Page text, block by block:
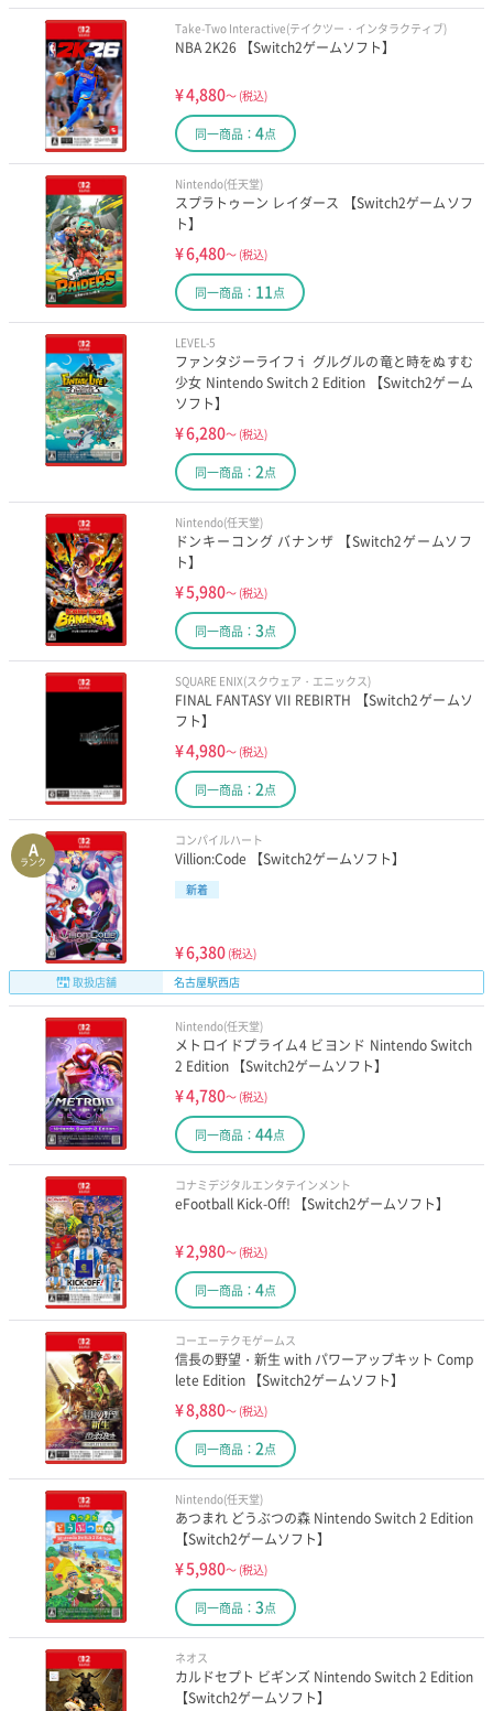
Take-Two Interactive(テイクツー・インタラクティブ)
NBA 2K26 【Switch2ゲームソフト】
¥4,880～ (税込)
同一商品： 4点
Nintendo(任天堂)
スプラトゥーン レイダース 【Switch2ゲームソフ
ト】
¥6,480～ (税込)
同一商品： 11点
LEVEL-5
ファンタジーライフｉ グルグルの竜と時をぬすむ
少女 Nintendo Switch 2 Edition 【Switch2ゲーム
ソフト】
¥6,280～ (税込)
同一商品： 2点
Nintendo(任天堂)
ドンキーコング バナンザ 【Switch2ゲームソフ
ト】
¥5,980～ (税込)
同一商品： 3点
SQUARE ENIX(スクウェア・エニックス)
FINAL FANTASY VII REBIRTH 【Switch2ゲームソ
フト】
¥4,980～ (税込)
同一商品： 2点
A
ランク
コンパイルハート
Villion:Code 【Switch2ゲームソフト】
新着
¥6,380 (税込)
取扱店舗
名古屋駅西店
Nintendo(任天堂)
メトロイドプライム4 ビヨンド Nintendo Switch
2 Edition 【Switch2ゲームソフト】
¥4,780～ (税込)
同一商品： 44点
コナミデジタルエンタテインメント
eFootball Kick-Off! 【Switch2ゲームソフト】
¥2,980～ (税込)
同一商品： 4点
コーエーテクモゲームス
信長の野望・新生 with パワーアップキット Comp
lete Edition 【Switch2ゲームソフト】
¥8,880～ (税込)
同一商品： 2点
Nintendo(任天堂)
あつまれ どうぶつの森 Nintendo Switch 2 Edition
【Switch2ゲームソフト】
¥5,980～ (税込)
同一商品： 3点
ネオス
カルドセプト ビギンズ Nintendo Switch 2 Edition
【Switch2ゲームソフト】